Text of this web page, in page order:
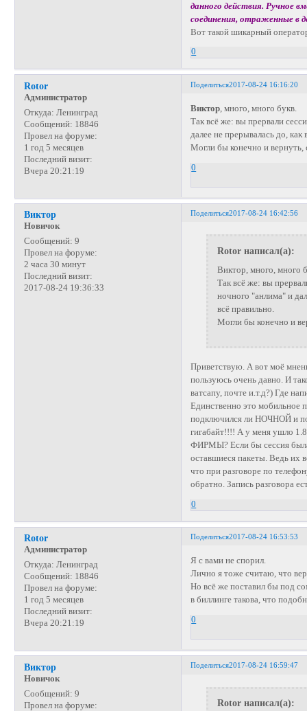
данного действия. Ручное
соединения, отраженные в
Вот такой шикарный
0
Поделиться2017-08-24 16:16:20
Rotor
Администратор
Откуда: Ленинград
Сообщений: 18846
Провел на форуме:
1 год 5 месяцев
Последний визит:
Вчера 20:21:19
Виктор, много, много букв.
Так всё же: вы прервали
далее не прерывалась до,
Могли бы конечно и вернуть,
0
Поделиться2017-08-24 16:42:56
Виктор
Новичок
Сообщений: 9
Провел на форуме:
2 часа 30 минут
Последний визит:
2017-08-24 19:36:33
Rotor написал(а):
Виктор, много, много
Так всё же: вы
ночного "анлима" и
всё правильно.
Могли бы конечно и
Приветствую. А вот моё
пользуюсь очень давно. И
ватсапу, почте и.т.д?) Где
Единственно это
подключился ли НОЧНОЙ и
гигабайт!!!! А у меня ушло
ФИРМЫ? Если бы сессия
оставшиеся пакеты. Ведь их
что при разговоре по
обратно. Запись разговора
0
Поделиться2017-08-24 16:53:53
Rotor
Администратор
Откуда: Ленинград
Сообщений: 18846
Провел на форуме:
1 год 5 месяцев
Последний визит:
Вчера 20:21:19
Я с вами не спорил.
Лично я тоже считаю, что
Но всё же поставил бы под
в биллинге такова, что
0
Поделиться2017-08-24 16:59:47
Виктор
Новичок
Сообщений: 9
Провел на форуме:
Rotor написал(а):